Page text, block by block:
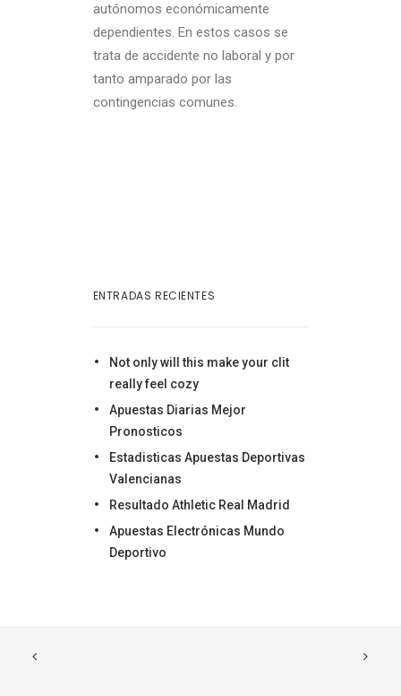
autónomos económicamente
dependientes. En estos casos se
trata de accidente no laboral y por
tanto amparado por las
contingencias comunes.
ENTRADAS RECIENTES
Not only will this make your clit
really feel cozy
Apuestas Diarias Mejor
Pronosticos
Estadisticas Apuestas Deportivas
Valencianas
Resultado Athletic Real Madrid
Apuestas Electrónicas Mundo
Deportivo